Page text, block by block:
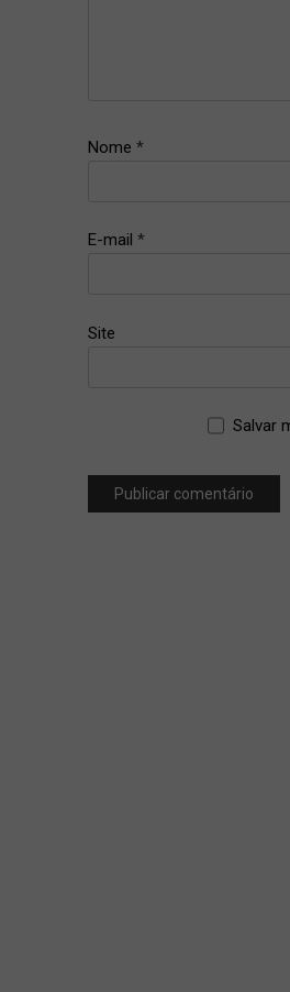
,
makeup
Nome *
E-mail *
Site
Salvar